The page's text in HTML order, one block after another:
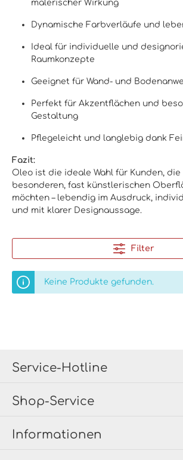
malerischer Wirkung
Dynamische Farbverläufe und
Ideal für individuelle und
Raumkonzepte
Geeignet für Wand- und
Perfekt für Akzentflächen und
Gestaltung
Pflegeleicht und langlebig dank
Fazit:
Oleo ist die ideale Wahl für Kunden,
besonderen, fast künstlerischen
möchten – lebendig im Ausdruck,
und mit klarer Designaussage.
Filter
Keine Produkte gefunden.
Service-Hotline
Shop-Service
Informationen